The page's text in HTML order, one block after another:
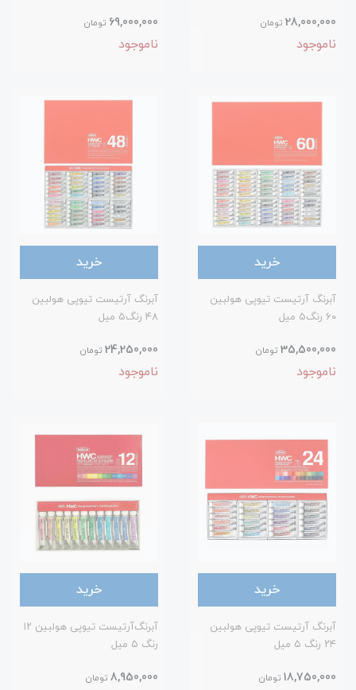
28,000,000 تومان
ناموجود
69,000,000 تومان
ناموجود
خرید
آبرنگ‌ آرتیست تیوپی هولبین
۶۰ رنگ‌۵ میل
35,500,000 تومان
ناموجود
خرید
آبرنگ آرتیست تیوپی هولبین
۴۸ رنگ‌۵ میل
24,250,000 تومان
ناموجود
خرید
آبرنگ آرتیست تیوپی هولبین
۲۴ رنگ ۵ میل
18,750,000 تومان
خرید
آبرنگ‌آرتیست تیوپی هولبین ۱۲
رنگ ۵ میل
8,950,000 تومان